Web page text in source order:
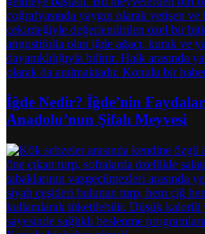
İğde Nedir? İğde’nin
Anadolu’nun Şifalı Meyvesi